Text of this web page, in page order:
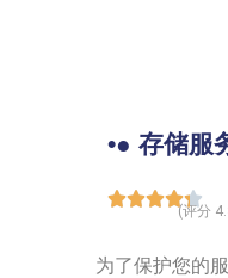
•● 存储服
(评分
为了保护您的